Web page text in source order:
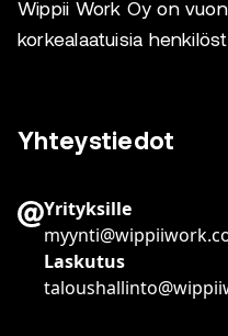
Wippii Work Oy on
korkealaatuisia
Yhteystiedot
Yrityksille
Laskutus